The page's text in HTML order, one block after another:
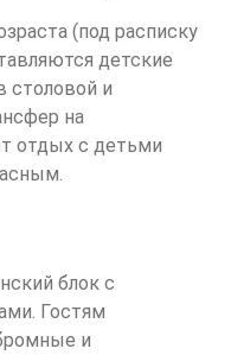
(под расписку
детские
столовой и
на
отдых с детьми
блок с
Гостям
и